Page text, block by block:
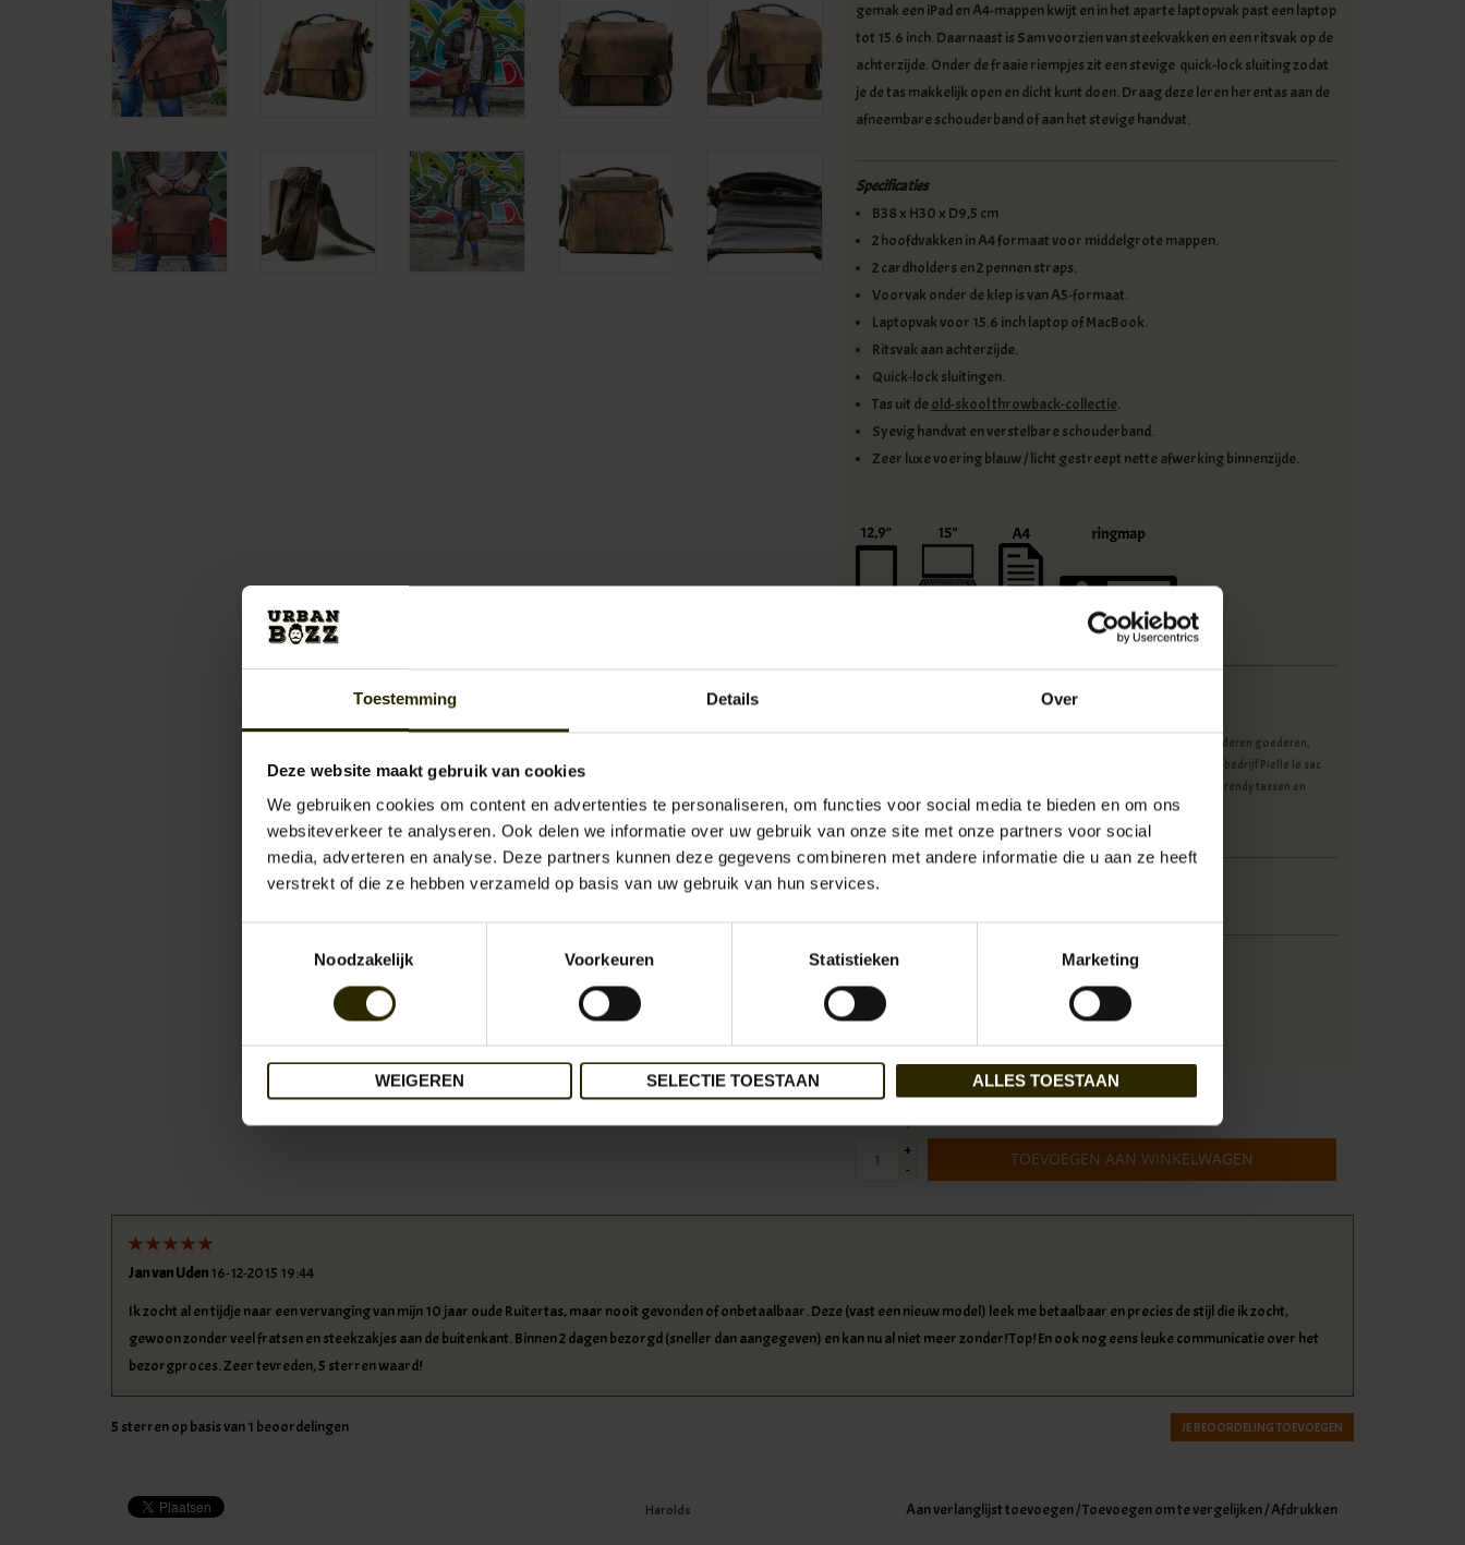
Toestemming Details Over
Deze website maakt gebruik van cookies
We gebruiken cookies om content en advertenties te personaliseren, om functies voor social media te bieden en om ons
websiteverkeer te analyseren. Ook delen we informatie over uw gebruik van onze site met onze partners voor social
media, adverteren en analyse. Deze partners kunnen deze gegevens combineren met andere informatie die u aan ze heeft
verstrekt of die ze hebben verzameld op basis van uw gebruik van hun services.
Noodzakelijk
Voorkeuren Statistieken Marketing
WEIGEREN SELECTIE TOESTAAN ALLES TOESTAAN
gemak een iPad en A4-mappen kwijt en in het aparte laptopvak past een laptop
tot 15.6 inch. Daarnaast is Sam voorzien van steekvakken en een ritsvak op de
achterzijde. Onder de fraaie riempjes zit een stevige quick-lock sluiting zodat
je de tas makkelijk open en dicht kunt doen. Draag deze leren herentas aan de
afneembare schouderband of aan het stevige handvat.
Specificaties
B38 x H30 x D9,5 cm
2 hoofdvakken in A4 formaat voor middelgrote mappen.
2 cardholders en 2 pennen straps.
Voorvak onder de klep is van A5-formaat.
Laptopvak voor 15.6 inch laptop of MacBook.
Ritsvak aan achterzijde.
Quick-lock sluitingen.
Tas uit deold-skool throwback-collectie.
Syevig handvat en verstelbare schouderband.
Zeer luxe voering blauw / licht gestreept nette afwerking binnenzijde.
Het Duitse bedrijf is opgericht in 1936 als fabrikant van lederen goederen,
toen het begon om samen te werken met de Florentijnse bedrijf Pielle le sac
kreeg de naam Harold's. En onder deze naam maken zijn trendy tassen en
verrassende concepten.
Beschikbaarheid:
Artikelnummer:
UB-HRLDS-244103-naturel
€279,95
+
-
TOEVOEGEN AAN WINKELWAGEN
Jan van Uden16-12-2015 19:44
Ik zocht al en tijdje naar een vervanging van mijn 10 jaar oude Ruitertas, maar nooit gevonden of onbetaalbaar. Deze (vast een nieuw model) leek me betaalbaar en precies de stijl die ik zocht,
gewoon zonder veel fratsen en steekzakjes aan de buitenkant. Binnen 2 dagen bezorgd (sneller dan aangegeven) en kan nu al niet meer zonder! Top! En ook nog eens leuke communicatie over het
bezorgproces. Zeer tevreden, 5 sterren waard!
JE BEOORDELING TOEVOEGEN
5 sterren op basis van1 beoordelingen
Harolds Aan verlanglijst toevoegen/Toevoegen om te vergelijken/Afdrukken